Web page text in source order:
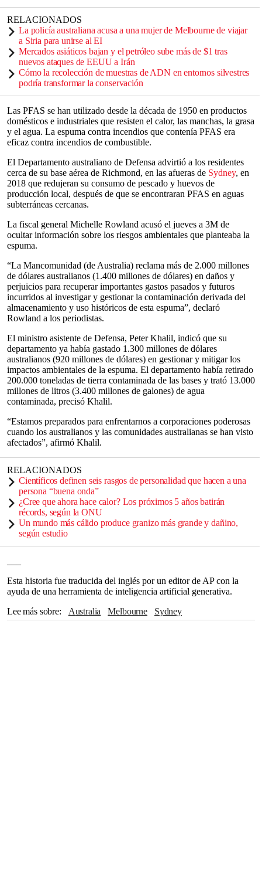
RELACIONADOS
La policía australiana acusa a una mujer de Melbourne de viajar
a Siria para unirse al EI
Mercados asiáticos bajan y el petróleo sube más de $1 tras
nuevos ataques de EEUU a Irán
Cómo la recolección de muestras de ADN en entornos silvestres
podría transformar la conservación
Las PFAS se han utilizado desde la década de 1950 en productos
domésticos e industriales que resisten el calor, las manchas, la grasa
y el agua. La espuma contra incendios que contenía PFAS era
eficaz contra incendios de combustible.
El Departamento australiano de Defensa advirtió a los residentes
cerca de su base aérea de Richmond, en las afueras de Sydney, en
2018 que redujeran su consumo de pescado y huevos de
producción local, después de que se encontraran PFAS en aguas
subterráneas cercanas.
La fiscal general Michelle Rowland acusó el jueves a 3M de
ocultar información sobre los riesgos ambientales que planteaba la
espuma.
“La Mancomunidad (de Australia) reclama más de 2.000 millones
de dólares australianos (1.400 millones de dólares) en daños y
perjuicios para recuperar importantes gastos pasados y futuros
incurridos al investigar y gestionar la contaminación derivada del
almacenamiento y uso históricos de esta espuma”, declaró
Rowland a los periodistas.
El ministro asistente de Defensa, Peter Khalil, indicó que su
departamento ya había gastado 1.300 millones de dólares
australianos (920 millones de dólares) en gestionar y mitigar los
impactos ambientales de la espuma. El departamento había retirado
200.000 toneladas de tierra contaminada de las bases y trató 13.000
millones de litros (3.400 millones de galones) de agua
contaminada, precisó Khalil.
“Estamos preparados para enfrentarnos a corporaciones poderosas
cuando los australianos y las comunidades australianas se han visto
afectados”, afirmó Khalil.
RELACIONADOS
Científicos definen seis rasgos de personalidad que hacen a una
persona “buena onda”
¿Cree que ahora hace calor? Los próximos 5 años batirán
récords, según la ONU
Un mundo más cálido produce granizo más grande y dañino,
según estudio
Esta historia fue traducida del inglés por un editor de AP con la
ayuda de una herramienta de inteligencia artificial generativa.
Lee más sobre
Australia Melbourne Sydney